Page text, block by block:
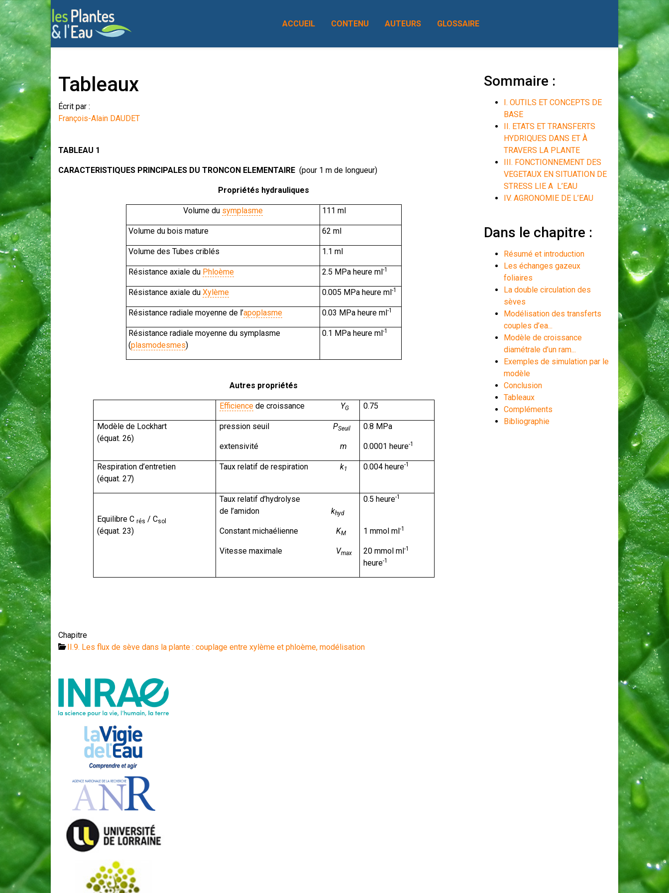
ACCUEIL CONTENU AUTEURS GLOSSAIRE
Tableaux
Écrit par :
François-Alain DAUDET
TABLEAU 1
CARACTERISTIQUES PRINCIPALES DU TRONCON ELEMENTAIRE (pour 1 m de longueur)
Propriétés hydrauliques
Volume du symplasme 111 ml
Volume du bois mature 62 ml
Volume des Tubes criblés 1.1 ml
Résistance axiale du Phloème 2.5 MPa heure ml-1
Résistance axiale duXylème 0.005 MPa heure ml-1
Résistance radiale moyenne de l’apoplasme 0.03 MPa heure ml-1
Résistance radiale moyenne du symplasme
(plasmodesmes)
0.1 MPa heure ml-1
Autres propriétés
Efficiencede croissance YG 0.75
Modèle de Lockhart
(équat. 26)
pression seuilPSeuil
extensivité m
0.8 MPa
0.0001 heure-1
Respiration d’entretien
(équat. 27)
Taux relatif de respiration k1 0.004 heure-1
Equilibre C rés / Csol
(équat. 23)
Taux relatif d’hydrolyse
de l’amidon khyd
Constant michaélienne KM
Vitesse maximale Vmax
0.5 heure-1
1 mmol ml-1
20 mmol ml-1
heure-1
Chapitre
II.9. Les flux de sève dans la plante : couplage entre xylème et phloème, modélisation
Sommaire :
I. OUTILS ET CONCEPTS DE
BASE
II. ETATS ET TRANSFERTS
HYDRIQUES DANS ET À
TRAVERS LA PLANTE
III. FONCTIONNEMENT DES
VEGETAUX EN SITUATION DE
STRESS LIE A L’EAU
IV. AGRONOMIE DE L’EAU
Dans le chapitre :
Résumé et introduction
Les échanges gazeux
foliaires
La double circulation des
sèves
Modélisation des transferts
couples d’ea...
Modèle de croissance
diamétrale d’un ram...
Exemples de simulation par le
modèle
Conclusion
Tableaux
Compléments
Bibliographie